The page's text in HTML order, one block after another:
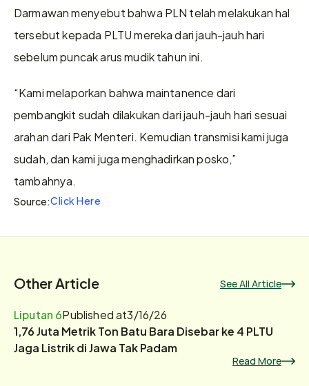
Darmawan menyebut bahwa PLN telah melakukan hal
tersebut kepada PLTU mereka dari jauh-jauh hari
sebelum puncak arus mudik tahun ini.
“Kami melaporkan bahwa maintanence dari
pembangkit sudah dilakukan dari jauh-jauh hari sesuai
arahan dari Pak Menteri. Kemudian transmisi kami juga
sudah, dan kami juga menghadirkan posko,”
tambahnya.
Source:Click Here
Other Article See All Article
Liputan 6Published at3/16/26
1,76 Juta Metrik Ton Batu Bara Disebar ke 4 PLTU
Jaga Listrik di Jawa Tak Padam
Read More